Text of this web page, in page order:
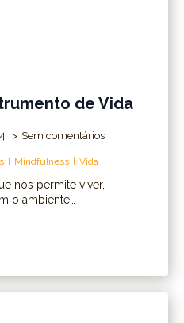
de Vida
Sem comentários
Mindfulness Vida
nos permite viver,
o ambiente…